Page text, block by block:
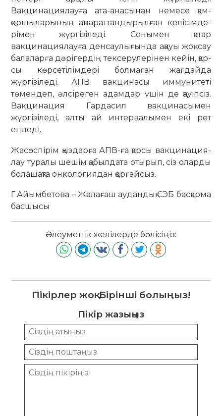
Вакцинациялауға ата-анасынан немесе қам­
қоршыларының ақ­па­рат­тан­дырылған келісім­де­
рі­мен жүргізіледі. Сонымен қатар
вакцинациялауға ден­саулығында ақауы жоқ, сау
балаларға дәрігердің тексерулерінен кейін, қар­
сы көрсетілімдері бол­ма­ған жағдайда
жүргізіледі. АПВ вакцинасы иммунитеті
төмендеп, әлсіреген адам­дар үшін де қауіпсіз.
Вак­ци­нация Гардасил вак­ци­насымен
жүргізіледі, алты ай интервалымен екі рет
егіледі.
Жасөспірім қыздарға АПВ-ға қарсы вак­ци­на­ция­
лау туралы шешім қа­был­дата отырып, сіз оларды
болашақта онкологиядан қорғайсыз.
Г.Айымбетова – Жалағаш аудандық СЭБ басқарма
басшысы
Әлеуметтік желілерде бөлісіңіз:
Пікірлер жоқ. Бірінші болыңыз!
Пікір жазыңыз